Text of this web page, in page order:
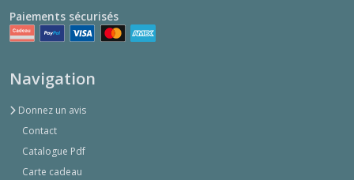
Paiements sécurisés
Navigation
Donnez un avis
Contact
Catalogue Pdf
Carte cadeau